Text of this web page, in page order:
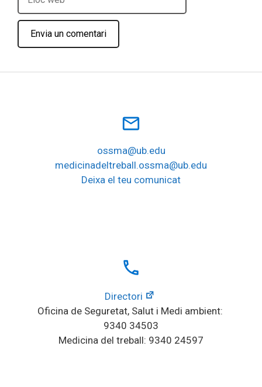
web
mail_outline
ossma@ub.edu
medicinadeltreball.ossma@ub.edu
Deixa el teu comunicat
local_phone
Directori
Oficina de Seguretat, Salut i Medi ambient:
9340 34503
Medicina del treball: 9340 24597